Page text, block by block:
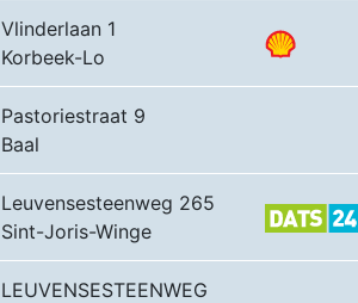
Vlinderlaan 1
Korbeek-Lo
Pastoriestraat 9
Baal
Leuvensesteenweg 265
Sint-Joris-Winge
LEUVENSESTEENWEG